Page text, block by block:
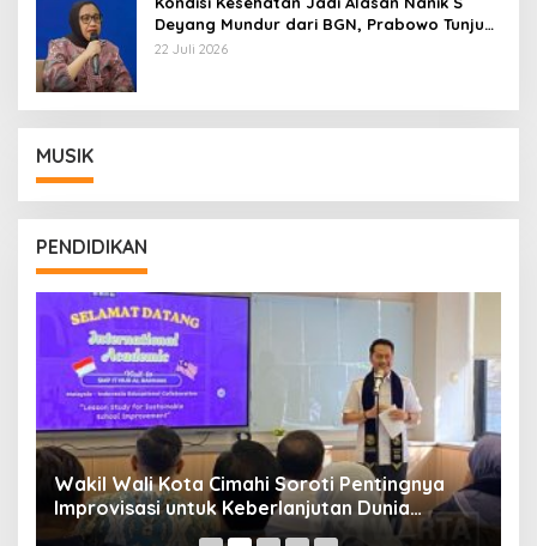
Deyang Mundur dari BGN, Prabowo Tunjuk
Wamentan Sudaryono
22 Juli 2026
MUSIK
PENDIDIKAN
Wakil Wali Kota Cimahi Soroti Pentingnya
Improvisasi untuk Keberlanjutan Dunia
Pendidikan